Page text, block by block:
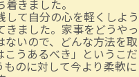
きました。
て自分の心を軽くしよう
ました。家事をどうやっ
いので、どんな方法を取
うあるべき」というこだ
のに対して今より柔軟に